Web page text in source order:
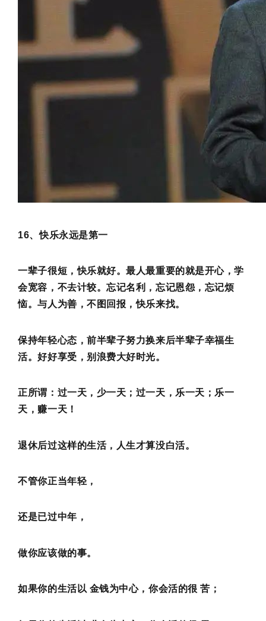
16、快乐永远是第一
一辈子很短，快乐就好。最人最重要的就是开心，学
会宽容，不去计较。忘记名利，忘记恩怨，忘记烦
恼。与人为善，不图回报，快乐来找。
保持年轻心态，前半辈子努力换来后半辈子幸福生
活。好好享受，别浪费大好时光。
正所谓：过一天，少一天；过一天，乐一天；乐一
天，赚一天！
退休后过这样的生活，人生才算没白活。
不管你正当年轻，
还是已过中年，
做你应该做的事。
如果你的生活以 金钱为中心，你会活的很 苦；